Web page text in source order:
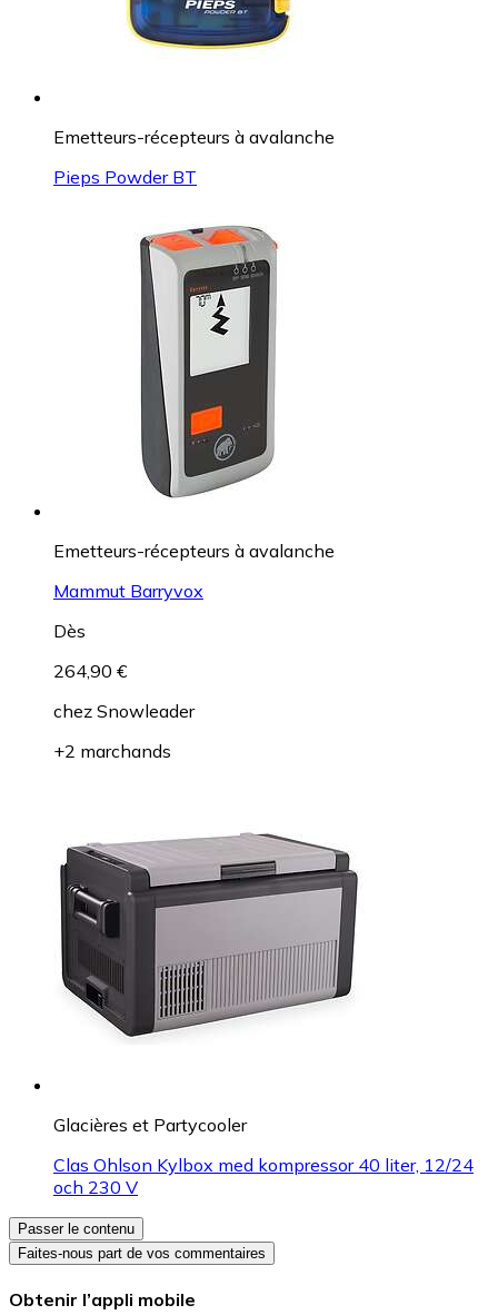
Emetteurs-récepteurs à avalanche
Pieps Powder BT
Emetteurs-récepteurs à avalanche
Mammut Barryvox
Dès
264,90 €
chez Snowleader
+2 marchands
Glacières et Partycooler
Clas Ohlson Kylbox med kompressor 40 liter, 12/24
och 230 V
Passer le contenu
Faites-nous part de vos commentaires
Obtenir l’appli mobile